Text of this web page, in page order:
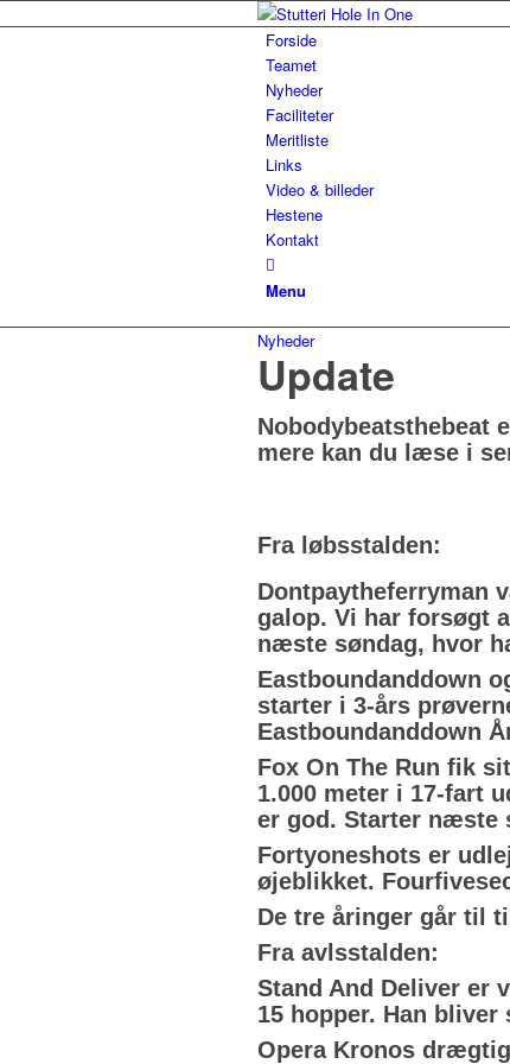
Forside
Teamet
Nyheder
Faciliteter
Meritliste
Links
Video & billeder
Hestene
Kontakt
Menu
Nyheder
Update
Nobodybeatsthebeat
mere kan du læse i
Fra løbsstalden:
Dontpaytheferryman
galop. Vi har forsøgt
næste søndag, hvor
Eastboundanddown
starter i 3-års
Eastboundanddown
Fox On The Run fik
1.000 meter i 17-fart
er god. Starter næste
Fortyoneshots er
øjeblikket.
De tre åringer går til
Fra avlsstalden:
Stand And Deliver er
15 hopper. Han
Opera Kronos